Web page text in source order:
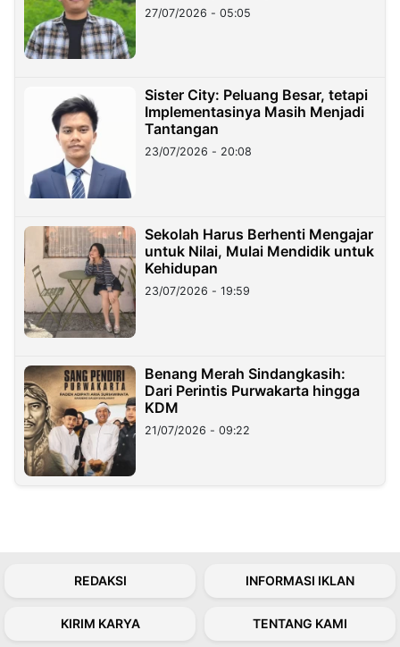
27/07/2026 - 05:05
Sister City: Peluang Besar, tetapi
Implementasinya Masih Menjadi
Tantangan
23/07/2026 - 20:08
Sekolah Harus Berhenti Mengajar
untuk Nilai, Mulai Mendidik untuk
Kehidupan
23/07/2026 - 19:59
Benang Merah Sindangkasih:
Dari Perintis Purwakarta hingga
KDM
21/07/2026 - 09:22
REDAKSI INFORMASI IKLAN
KIRIM KARYA TENTANG KAMI